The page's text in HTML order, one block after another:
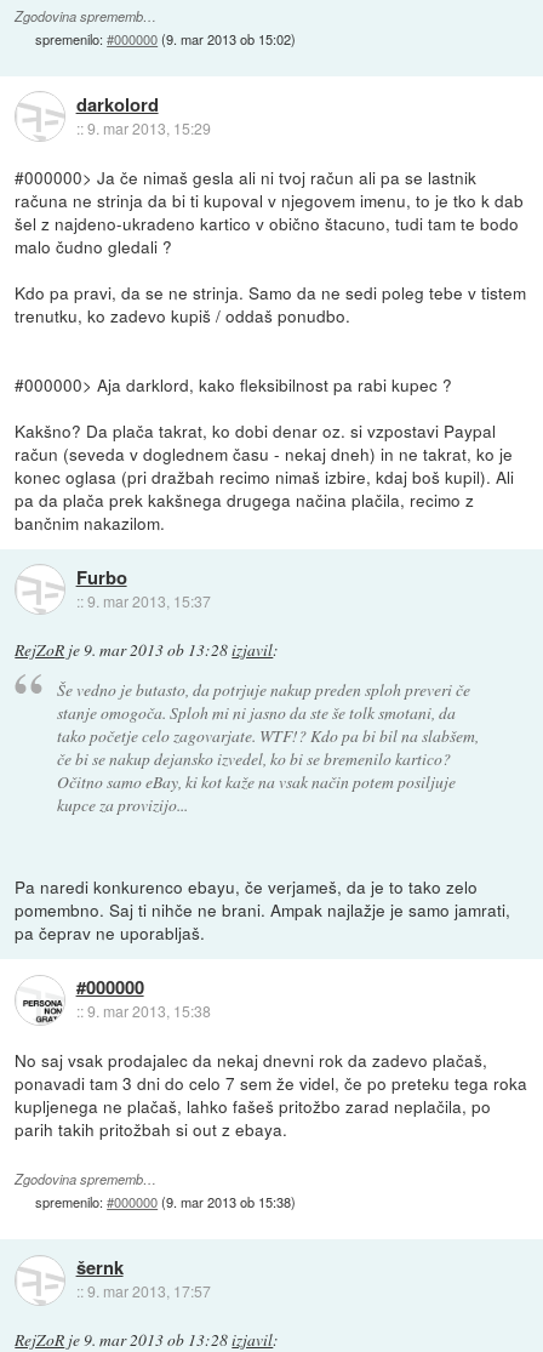
Zgodovina sprememb…
spremenilo:#000000(9. mar 2013 ob 15:02)
darkolord
::9. mar 2013, 15:29
#000000> Ja če nimaš gesla ali ni tvoj račun ali pa se lastnik
računa ne strinja da bi ti kupoval v njegovem imenu, to je tko k dab
šel z najdeno-ukradeno kartico v obično štacuno, tudi tam te bodo
malo čudno gledali ?
Kdo pa pravi, da se ne strinja. Samo da ne sedi poleg tebe v tistem
trenutku, ko zadevo kupiš / oddaš ponudbo.
#000000> Aja darklord, kako fleksibilnost pa rabi kupec ?
Kakšno? Da plača takrat, ko dobi denar oz. si vzpostavi Paypal
račun (seveda v doglednem času - nekaj dneh) in ne takrat, ko je
konec oglasa (pri dražbah recimo nimaš izbire, kdaj boš kupil). Ali
pa da plača prek kakšnega drugega načina plačila, recimo z
bančnim nakazilom.
Furbo
::9. mar 2013, 15:37
RejZoR je 9. mar 2013 ob 13:28izjavil:
Še vedno je butasto, da potrjuje nakup preden sploh preveri če
stanje omogoča. Sploh mi ni jasno da ste še tolk smotani, da
tako početje celo zagovarjate. WTF!? Kdo pa bi bil na slabšem,
če bi se nakup dejansko izvedel, ko bi se bremenilo kartico?
Očitno samo eBay, ki kot kaže na vsak način potem posiljuje
kupce za provizijo...
Pa naredi konkurenco ebayu, če verjameš, da je to tako zelo
pomembno. Saj ti nihče ne brani. Ampak najlažje je samo jamrati,
pa čeprav ne uporabljaš.
#000000
::9. mar 2013, 15:38
No saj vsak prodajalec da nekaj dnevni rok da zadevo plačaš,
ponavadi tam 3 dni do celo 7 sem že videl, če po preteku tega roka
kupljenega ne plačaš, lahko fašeš pritožbo zarad neplačila, po
parih takih pritožbah si out z ebaya.
Zgodovina sprememb…
spremenilo:#000000(9. mar 2013 ob 15:38)
šernk
::9. mar 2013, 17:57
RejZoR je9. mar 2013 ob 13:28izjavil: